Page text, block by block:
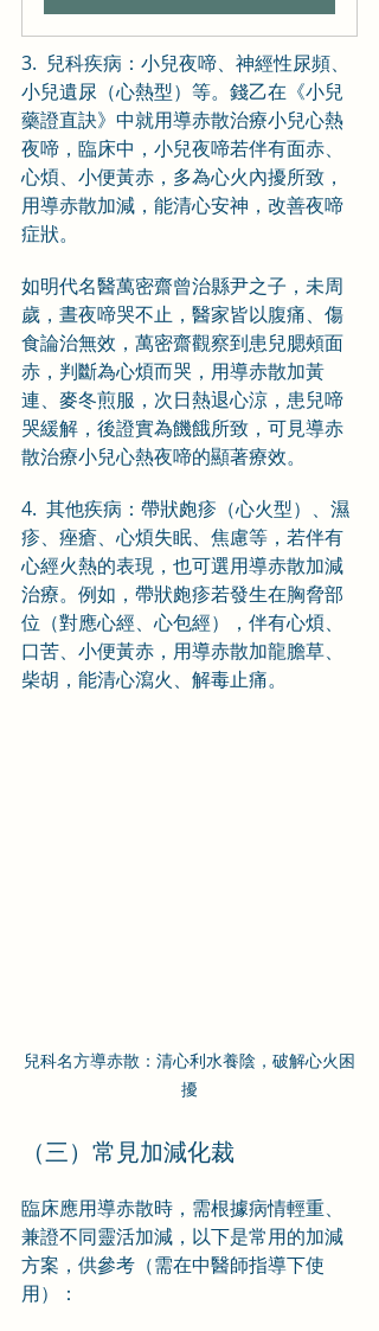
3.  兒科疾病：小兒夜啼、神經性尿頻、
小兒遺尿（心熱型）等。錢乙在《小兒
藥證直訣》中就用導赤散治療小兒心熱
夜啼，臨床中，小兒夜啼若伴有面赤、
心煩、小便黃赤，多為心火內擾所致，
用導赤散加減，能清心安神，改善夜啼
症狀。
如明代名醫萬密齋曾治縣尹之子，未周
歲，晝夜啼哭不止，醫家皆以腹痛、傷
食論治無效，萬密齋觀察到患兒腮頰面
赤，判斷為心煩而哭，用導赤散加黃
連、麥冬煎服，次日熱退心涼，患兒啼
哭緩解，後證實為饑餓所致，可見導赤
散治療小兒心熱夜啼的顯著療效。
4.  其他疾病：帶狀皰疹（心火型）、濕
疹、痤瘡、心煩失眠、焦慮等，若伴有
心經火熱的表現，也可選用導赤散加減
治療。例如，帶狀皰疹若發生在胸脅部
位（對應心經、心包經），伴有心煩、
口苦、小便黃赤，用導赤散加龍膽草、
柴胡，能清心瀉火、解毒止痛。
兒科名方導赤散：清心利水養陰，破解心火困
擾
（三）常見加減化裁
臨床應用導赤散時，需根據病情輕重、
兼證不同靈活加減，以下是常用的加減
方案，供參考（需在中醫師指導下使
用）：